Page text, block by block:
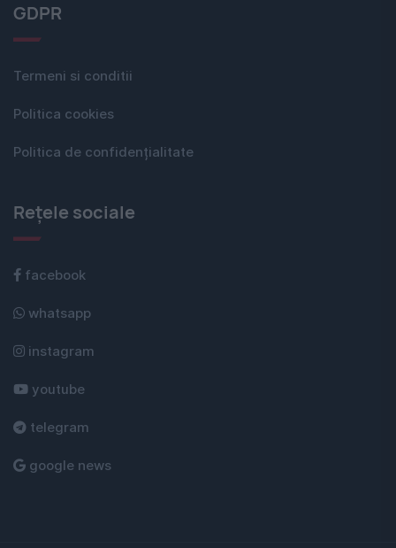
GDPR
Termeni si conditii
Politica cookies
Politica de confidențialitate
Rețele sociale
facebook
whatsapp
instagram
youtube
telegram
google news